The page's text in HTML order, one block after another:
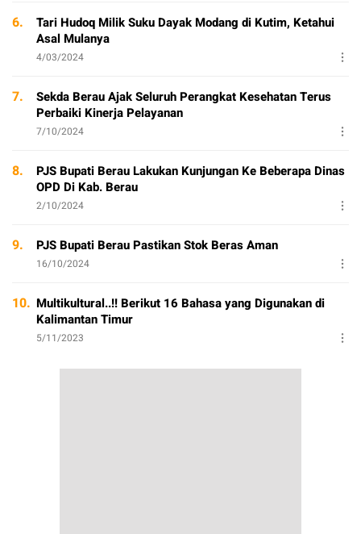
6.
Tari Hudoq Milik Suku Dayak Modang di Kutim, Ketahui
Asal Mulanya
4/03/2024
7.
Sekda Berau Ajak Seluruh Perangkat Kesehatan Terus
Perbaiki Kinerja Pelayanan
7/10/2024
8.
PJS Bupati Berau Lakukan Kunjungan Ke Beberapa Dinas
OPD Di Kab. Berau
2/10/2024
9. PJS Bupati Berau Pastikan Stok Beras Aman
16/10/2024
10. Multikultural..!! Berikut 16 Bahasa yang Digunakan di
Kalimantan Timur
5/11/2023